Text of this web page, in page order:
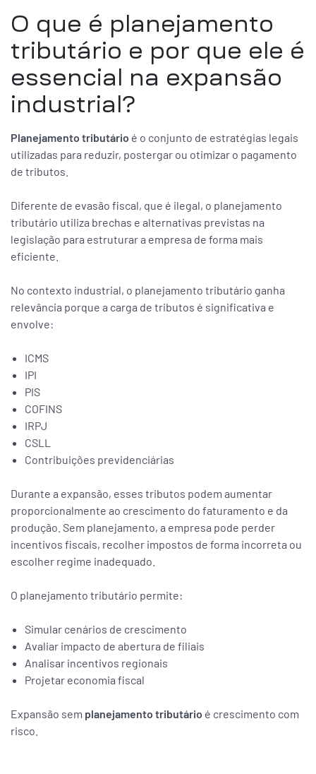
O que é planejamento
tributário e por que ele é
essencial na expansão
industrial?
Planejamento tributário é o conjunto de estratégias legais
utilizadas para reduzir, postergar ou otimizar o pagamento
de tributos.
Diferente de evasão fiscal, que é ilegal, o planejamento
tributário utiliza brechas e alternativas previstas na
legislação para estruturar a empresa de forma mais
eficiente.
No contexto industrial, o planejamento tributário ganha
relevância porque a carga de tributos é significativa e
envolve:
ICMS
IPI
PIS
COFINS
IRPJ
CSLL
Contribuições previdenciárias
Durante a expansão, esses tributos podem aumentar
proporcionalmente ao crescimento do faturamento e da
produção. Sem planejamento, a empresa pode perder
incentivos fiscais, recolher impostos de forma incorreta ou
escolher regime inadequado.
O planejamento tributário permite:
Simular cenários de crescimento
Avaliar impacto de abertura de filiais
Analisar incentivos regionais
Projetar economia fiscal
Expansão sem planejamento tributário é crescimento com
risco.